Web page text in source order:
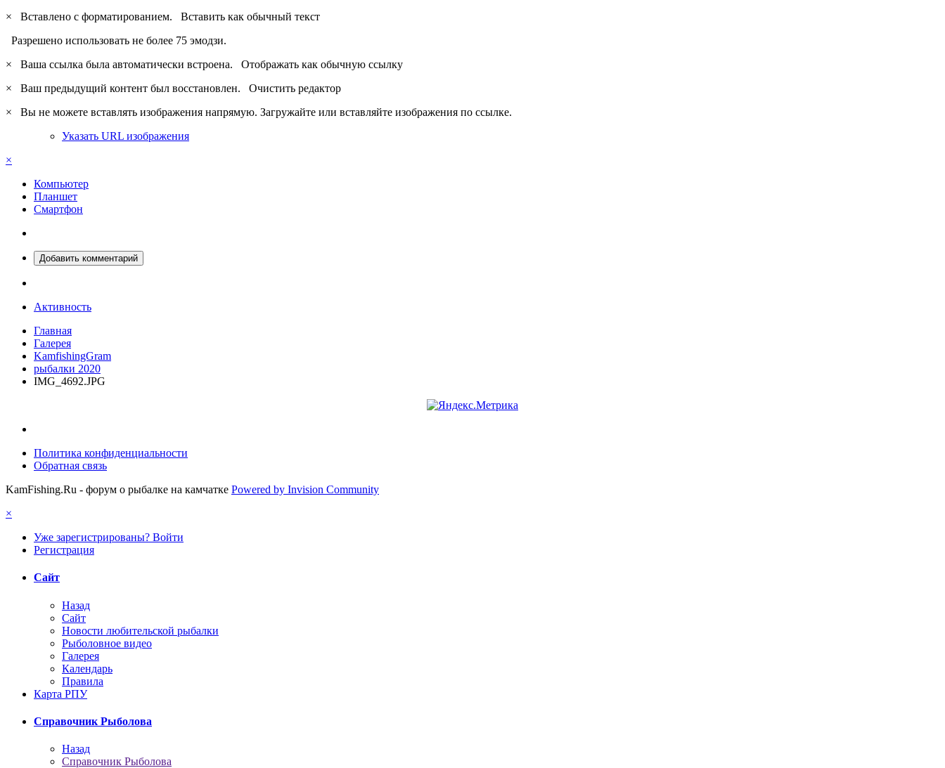
×
Вставлено с форматированием. Вставить как обычный текст
Разрешено использовать не более 75 эмодзи.
×
Ваша ссылка была автоматически встроена. Отображать как обычную ссылку
×
Ваш предыдущий контент был восстановлен. Очистить редактор
×
Вы не можете вставлять изображения напрямую. Загружайте или вставляйте изображения по ссылке.
Указать URL изображения
×
Компьютер
Планшет
Смартфон
Добавить комментарий
Активность
Главная
Галерея
KamfishingGram
рыбалки 2020
IMG_4692.JPG
Политика конфиденциальности
Обратная связь
KamFishing.Ru - форум о рыбалке на камчатке Powered by Invision Community
×
Уже зарегистрированы? Войти
Регистрация
Сайт
Назад
Сайт
Новости любительской рыбалки
Рыболовное видео
Галерея
Календарь
Правила
Карта РПУ
Справочник Рыболова
Назад
Справочник Рыболова